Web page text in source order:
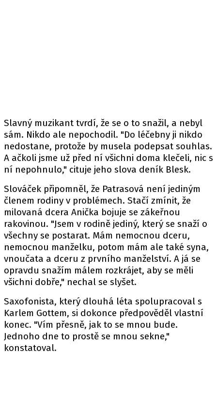
Slavný muzikant tvrdí, že se o to snažil, a nebyl
sám. Nikdo ale nepochodil. "Do léčebny ji nikdo
nedostane, protože by musela podepsat souhlas.
A ačkoli jsme už před ní všichni doma klečeli, nic s
ní nepohnulo," cituje jeho slova deník Blesk.
Slováček připomněl, že Patrasová není jediným
členem rodiny v problémech. Stačí zmínit, že
milovaná dcera Anička bojuje se zákeřnou
rakovinou. "Jsem v rodině jediný, který se snaží o
všechny se postarat. Mám nemocnou dceru,
nemocnou manželku, potom mám ale také syna,
vnoučata a dceru z prvního manželství. A já se
opravdu snažím málem rozkrájet, aby se měli
všichni dobře," nechal se slyšet.
Saxofonista, který dlouhá léta spolupracoval s
Karlem Gottem, si dokonce předpověděl vlastní
konec. "Vím přesně, jak to se mnou bude.
Jednoho dne to prostě se mnou sekne,"
konstatoval.